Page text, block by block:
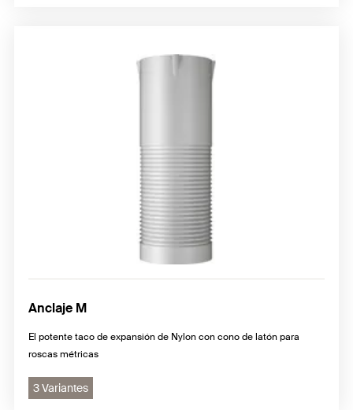
Anclaje M
El potente taco de expansión de Nylon con cono de latón para
roscas métricas
3 Variantes